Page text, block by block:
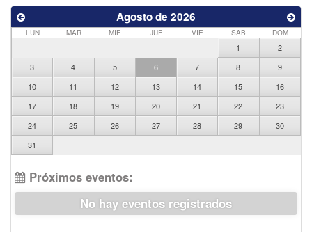
Agosto de 2026
LUN MAR MIE JUE VIE SAB DOM
1
2
3
4 5 6 7 8
9
10
11 12 13 14 15
16
17
18 19 20 21 22
23
24
25 26 27 28 29
30
31
Próximos eventos:
No hay eventos registrados